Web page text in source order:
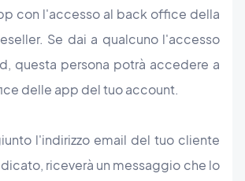
con l'accesso al back office della
Se dai a qualcuno l'accesso
questa persona potrà accedere a
delle app del tuo account.
l'indirizzo email del tuo cliente
riceverà un messaggio che lo